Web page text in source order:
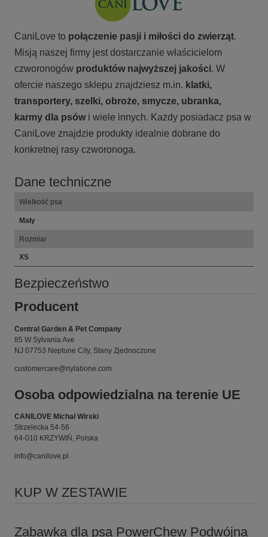
CaniLove to połączenie pasji i miłości do zwierząt.
Misją naszej firmy jest dostarczanie właścicielom
czworonogów produktów najwyższej jakości. W
ofercie naszego sklepu znajdziesz m.in. klatki,
transportery, szelki, obroże, smycze, ubranka,
karmy dla psówi wiele innych. Każdy posiadacz psa w
CaniLove znajdzie produkty idealnie dobrane do
konkretnej rasy czworonoga.
Dane techniczne
Wielkość psa
Mały
Rozmiar
XS
Bezpieczeństwo
Producent
Central Garden & Pet Company
85 W Sylvania Ave
NJ 07753 Neptune City, Stany Zjednoczone
customercare@nylabone.com
Osoba odpowiedzialna na terenie UE
CANILOVE Michał Wirski
Strzelecka 54-56
64-010 KRZYWIŃ, Polska
info@canilove.pl
KUP W ZESTAWIE
Zabawka dla psa PowerChew Podwójna